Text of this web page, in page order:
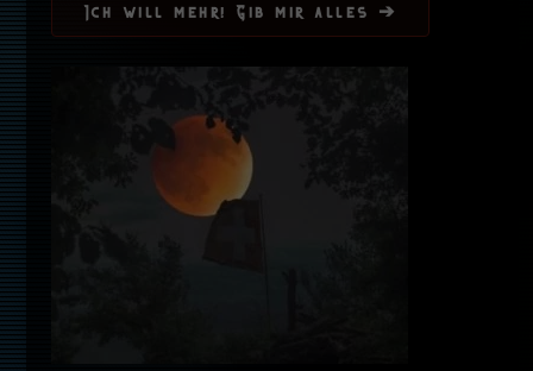
Ich will mehr! Gib mir alles ➔